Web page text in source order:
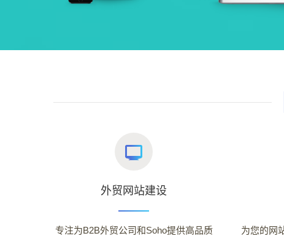
外贸网站建设
专注为B2B外贸公司和Soho提供高品质
为您的网